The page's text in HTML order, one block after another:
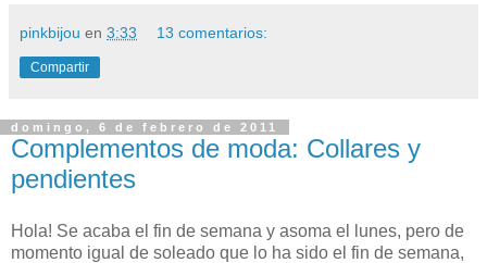
pinkbijou en 3:33 13 comentarios:
Compartir
domingo, 6 de febrero de 2011
Complementos de moda: Collares y
pendientes
Hola! Se acaba el fin de semana y asoma el lunes, pero de
momento igual de soleado que lo ha sido el fin de semana,